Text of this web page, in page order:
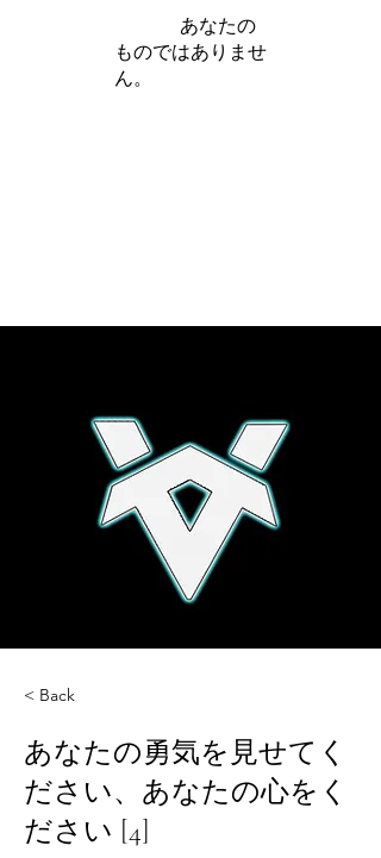
あなたの
ものではありませ
ん。
< Back
あなたの勇気を見せてく
ださい、あなたの心をく
ださい [4]